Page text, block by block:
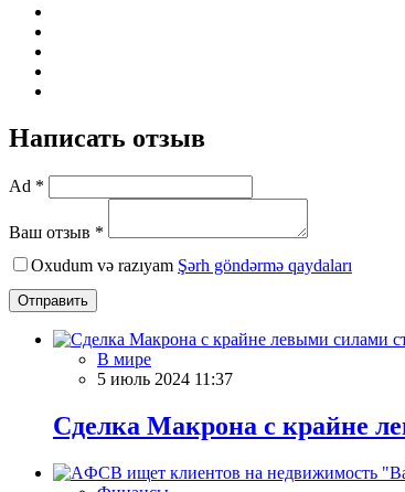
Написать отзыв
Ad *
Ваш отзыв *
Oxudum və razıyam Şərh göndərmə qaydaları
Отправить
В мире
5 июль 2024 11:37
Сделка Макрона с крайне